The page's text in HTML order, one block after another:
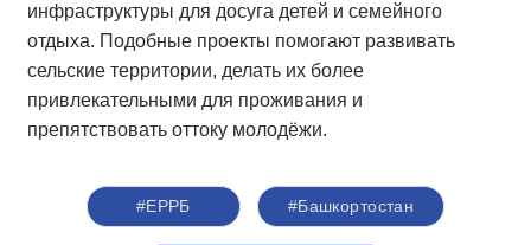
инфраструктуры для досуга детей и семейного
отдыха. Подобные проекты помогают развивать
сельские территории, делать их более
привлекательными для проживания и
препятствовать оттоку молодёжи.
#ЕРРБ #Башкортостан